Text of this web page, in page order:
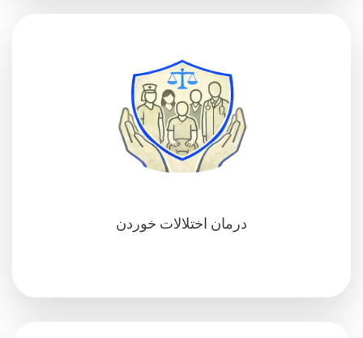
درمان اختلالات خوردن